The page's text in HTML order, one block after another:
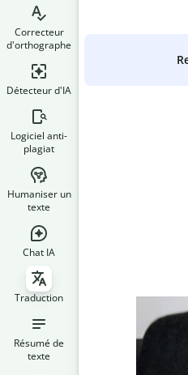
Correcteur
d'orthographe
Détecteur d'IA
Logiciel anti-
plagiat
Humaniser un
texte
Chat IA
Traduction
Résumé de
texte